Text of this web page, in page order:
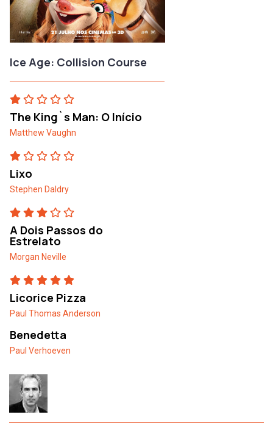
Ice Age: Collision Course
The King`s Man: O Início
Matthew Vaughn
Lixo
Stephen Daldry
A Dois Passos do
Estrelato
Morgan Neville
Licorice Pizza
Paul Thomas Anderson
Benedetta
Paul Verhoeven